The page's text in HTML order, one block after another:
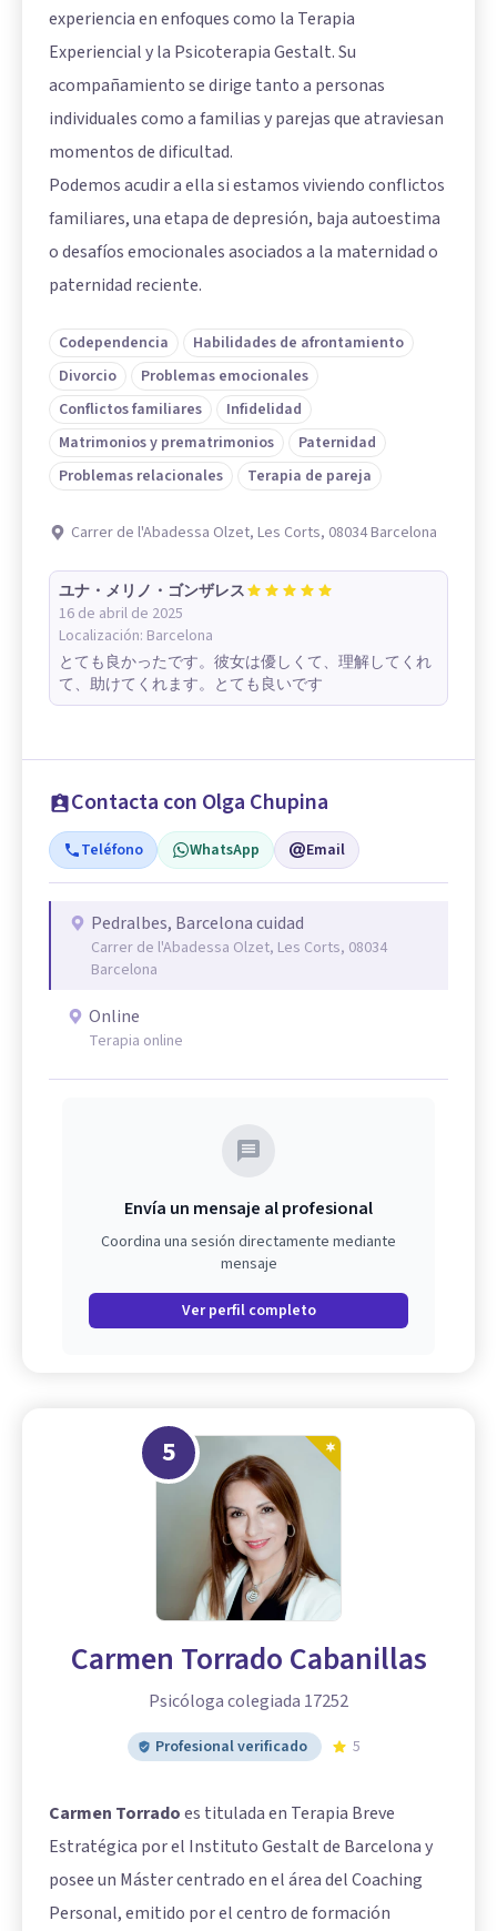
experiencia en enfoques como la Terapia
Experiencial y la Psicoterapia Gestalt. Su
acompañamiento se dirige tanto a personas
individuales como a familias y parejas que atraviesan
momentos de dificultad.
Podemos acudir a ella si estamos viviendo conflictos
familiares, una etapa de depresión, baja autoestima
o desafíos emocionales asociados a la maternidad o
paternidad reciente.
Codependencia
Habilidades de afrontamiento
Divorcio
Problemas emocionales
Conflictos familiares
Infidelidad
Matrimonios y prematrimonios
Paternidad
Problemas relacionales
Terapia de pareja
Carrer de l'Abadessa Olzet, Les Corts, 08034 Barcelona
ユナ・メリノ・ゴンザレス
16 de abril de 2025
Localización: Barcelona
とても良かったです。彼女は優しくて、理解してくれ
て、助けてくれます。とても良いです
Contacta con Olga Chupina
Teléfono WhatsApp Email
Pedralbes, Barcelona cuidad
Carrer de l'Abadessa Olzet, Les Corts, 08034
Barcelona
Online
Terapia online
Envía un mensaje al profesional
Coordina una sesión directamente mediante
mensaje
Ver perfil completo
5
Carmen Torrado Cabanillas
Psicóloga colegiada 17252
Profesional verificado 5
Carmen Torradoes titulada en Terapia Breve
Estratégica por el Instituto Gestalt de Barcelona y
posee un Máster centrado en el área del Coaching
Personal, emitido por el centro de formación